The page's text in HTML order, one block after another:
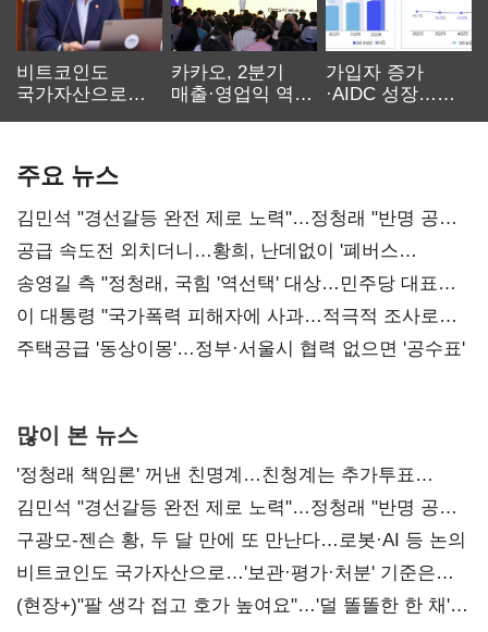
비트코인도
국가자산으로…'
카카오, 2분기
매출·영업익 역대
가입자 증가
·AIDC 성장…
주요 뉴스
김민석 "경선갈등 완전 제로 노력"…정청래 "반명 공세
사과부터"
공급 속도전 외치더니…황희, 난데없이 '폐버스
리모델링' 제안
송영길 측 "정청래, 국힘 '역선택' 대상…민주당 대표로
총선 지휘 못해"
이 대통령 "국가폭력 피해자에 사과…적극적 조사로
진실 밝혀야"
주택공급 '동상이몽'…정부·서울시 협력 없으면 '공수표'
많이 본 뉴스
'정청래 책임론' 꺼낸 친명계…친청계는 추가투표
때리기
김민석 "경선갈등 완전 제로 노력"…정청래 "반명 공세
사과부터"
구광모-젠슨 황, 두 달 만에 또 만난다…로봇·AI 등 논의
비트코인도 국가자산으로…'보관·평가·처분' 기준은
숙제
(현장+)"팔 생각 접고 호가 높여요"…'덜 똘똘한 한 채'